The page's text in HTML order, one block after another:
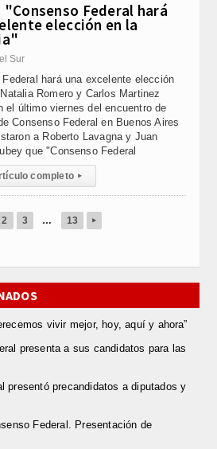
"Consenso Federal hará
elección en la
Sur
hará una excelente elección
Romero y Carlos Martinez
el último viernes del encuentro de
Consenso Federal en Buenos Aires
a Roberto Lavagna y Juan
que "Consenso Federal
completo ▸
2 3 … 13 ▸
vivir mejor, hoy, aquí y ahora”
presenta a sus candidatos para las
presentó precandidatos a diputados y
Federal. Presentación de